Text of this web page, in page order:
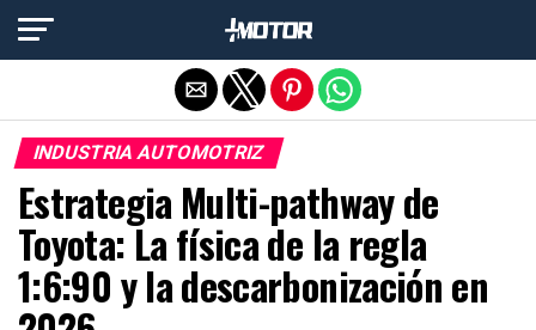
INDUSTRIA AUTOMOTRIZ
Estrategia Multi-pathway de
Toyota: La física de la regla
1:6:90 y la descarbonización en
Salir de la versión móvil